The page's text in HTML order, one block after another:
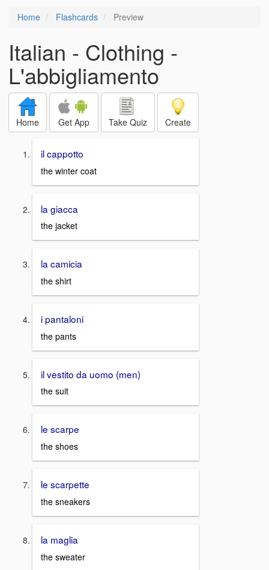
Home Flashcards Preview
Italian - Clothing -
L'abbigliamento
Home Get App Take Quiz Create
il cappotto
the winter coat
la giacca
the jacket
la camicia
the shirt
i pantaloni
the pants
il vestito da uomo (men)
the suit
le scarpe
the shoes
le scarpette
the sneakers
la maglia
the sweater